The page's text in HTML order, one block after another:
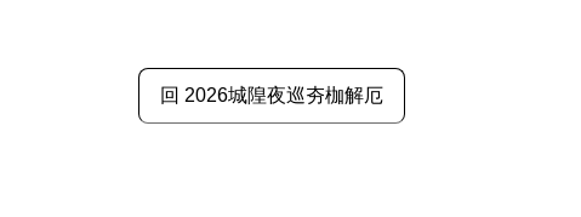
回 2026城隍夜巡夯枷解厄